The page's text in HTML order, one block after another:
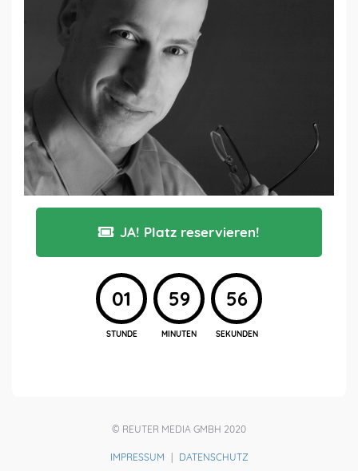
JA! Platz reservieren!
01
STUNDE
59
MINUTEN
55
SEKUNDEN
© REUTER MEDIA GMBH 2020
IMPRESSUM | DATENSCHUTZ